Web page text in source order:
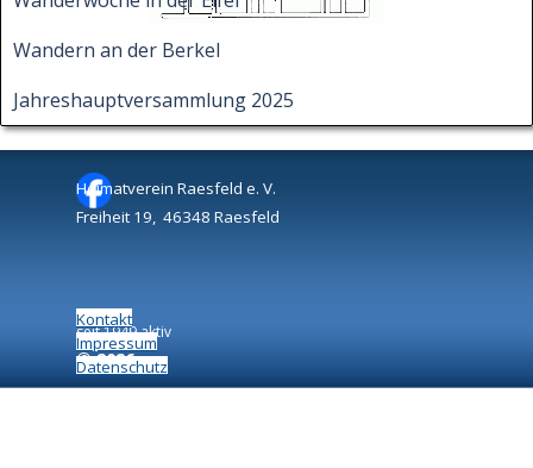
Wandern an der Berkel
Jahreshauptversammlung 2025
Heimatverein Raesfeld e. V.
Freiheit 19, 46348 Raesfeld
seit 1949 aktiv
© 2026
Kontakt
Impressum
Datenschutz